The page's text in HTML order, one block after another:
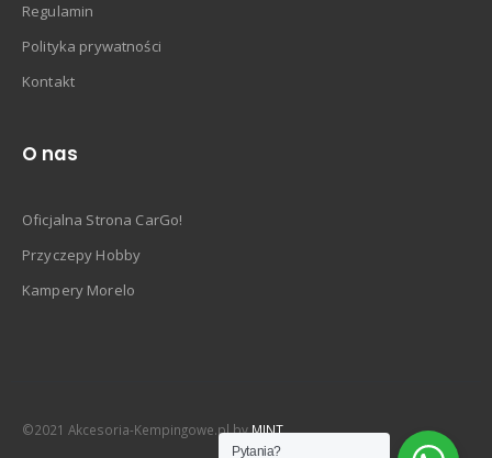
Regulamin
Polityka prywatności
Kontakt
O nas
Oficjalna Strona CarGo!
Przyczepy Hobby
Kampery Morelo
©2021 Akcesoria-Kempingowe.pl byMINT
Pytania?